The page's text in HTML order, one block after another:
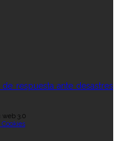
respuesta ante desastres
web 3.0